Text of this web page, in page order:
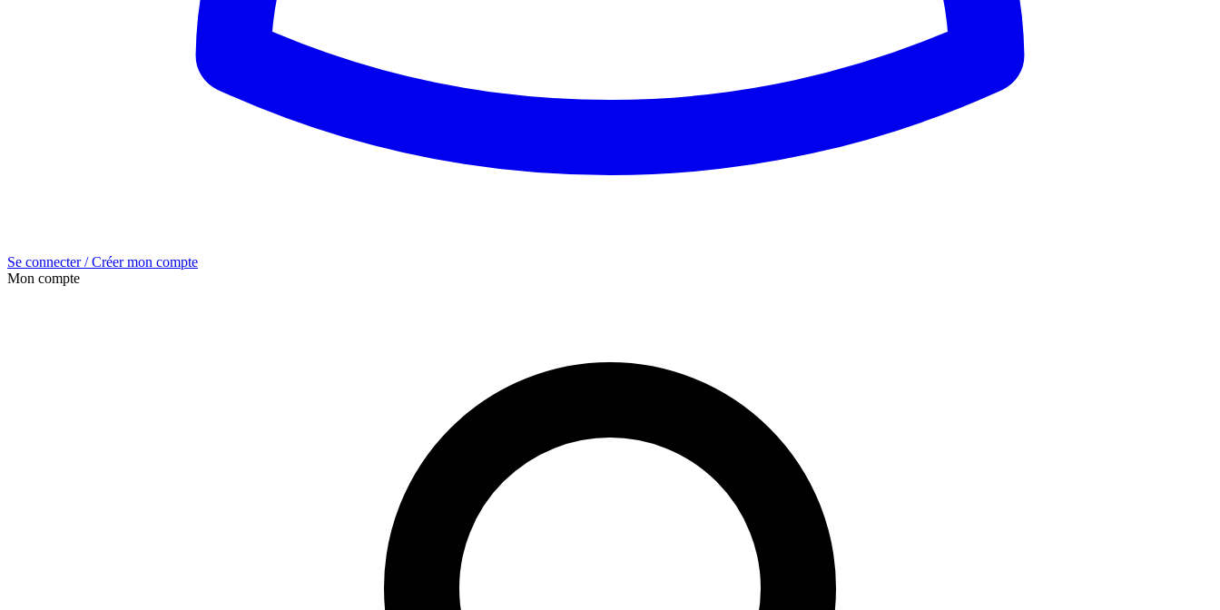
Se connecter / Créer mon compte
Mon compte